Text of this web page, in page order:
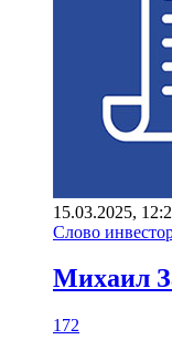
15.03.2025,
Слово
Михаил
172